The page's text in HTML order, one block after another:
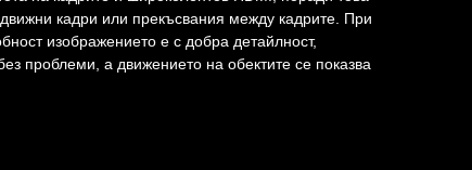
кадри или прекъсвания между кадрите. При
изображението е с добра детайлност,
проблеми, а движението на обектите се показва